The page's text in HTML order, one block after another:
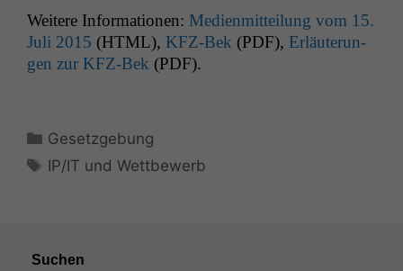
Weit­ere Infor­ma­tio­nen: Medi­en­mit­teilung vom 15.
Juli 2015 (HTML), KFZ-Bek (PDF), Erläuterun­
gen zur KFZ-Bek (PDF).
Kategorien
Gesetzgebung
Schlagwörter
IP/IT und Wettbewerb
Suchen